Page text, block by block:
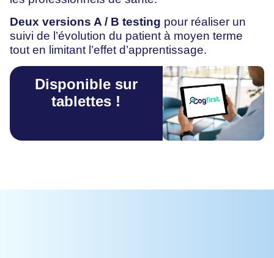
Deux versions A / B testing pour réaliser un
suivi de l’évolution du patient à moyen terme
tout en limitant l’effet d’apprentissage.
Disponible sur
tablettes !